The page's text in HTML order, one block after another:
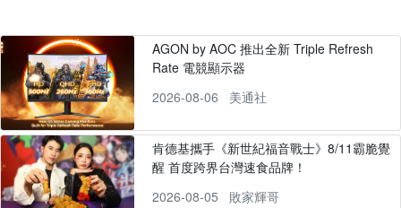
AGON by AOC 推出全新 Triple Refresh
Rate 電競顯示器
2026-08-06
美通社
肯德基攜手《新世紀福音戰士》8/11霸脆覺
醒 首度跨界台灣速食品牌！
2026-08-05
敗家輝哥